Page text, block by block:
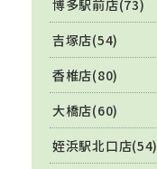
博多駅前店(73)
吉塚店(54)
香椎店(80)
大橋店(60)
姪浜駅北口店(54)